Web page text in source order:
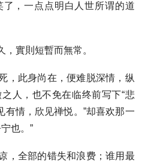
了，一点点明白人世所谓的道
實則短暫而無常。
，此身尚在，便难脱深情，纵
人，也不免在临终前写下“悲
有情，欣见禅悦。”却喜欢那一
也。”
，全部的错失和浪费；谁用最